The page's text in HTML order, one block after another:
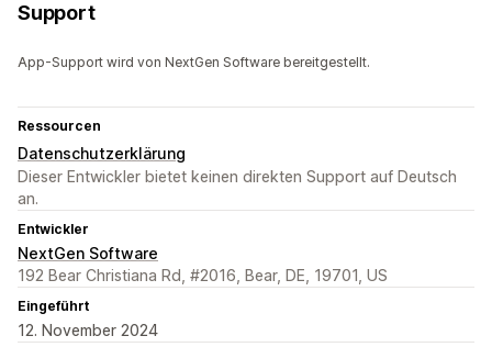
Support
App-Support wird von NextGen Software bereitgestellt.
Ressourcen
Datenschutzerklärung
Dieser Entwickler bietet keinen direkten Support auf Deutsch
an.
Entwickler
NextGen Software
192 Bear Christiana Rd, #2016, Bear, DE, 19701, US
Eingeführt
12. November 2024